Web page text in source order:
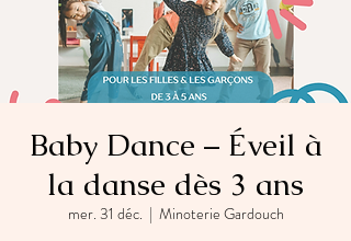
Baby Dance – Éveil à
la danse dès 3 ans
mer. 31 déc.
  |
Minoterie Gardouch